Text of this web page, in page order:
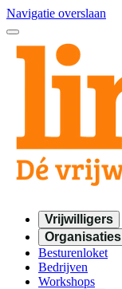
Navigatie overslaan
Vrijwilligers
Organisaties
Besturenloket
Bedrijven
Workshops